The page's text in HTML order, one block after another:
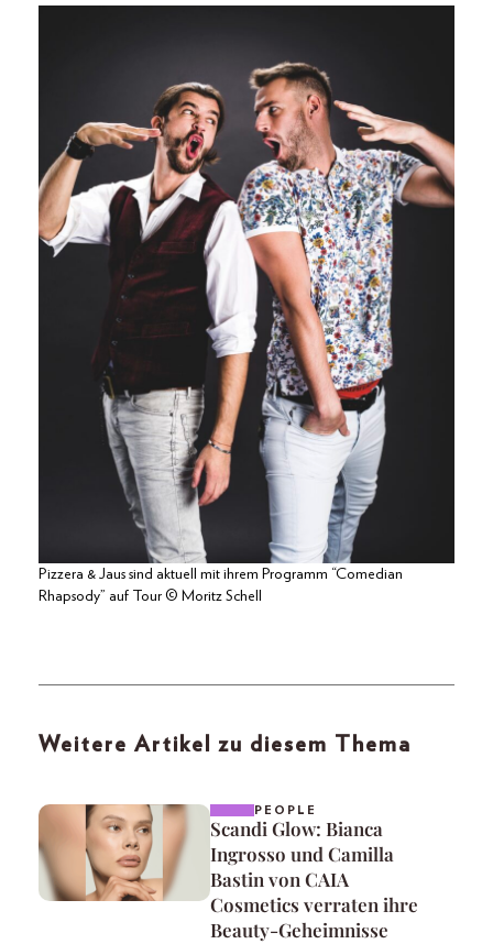
Pizzera & Jaus sind aktuell mit ihrem Programm “Comedian
Rhapsody” auf Tour © Moritz Schell
Weitere Artikel zu diesem Thema
PEOPLE
Scandi Glow: Bianca
Ingrosso und Camilla
Bastin von CAIA
Cosmetics verraten ihre
Beauty-Geheimnisse